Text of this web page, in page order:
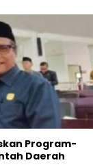
Program-
Daerah